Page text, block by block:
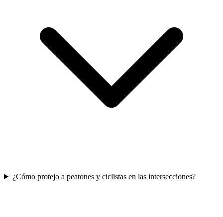
¿Cómo protejo a peatones y ciclistas en las intersecciones?